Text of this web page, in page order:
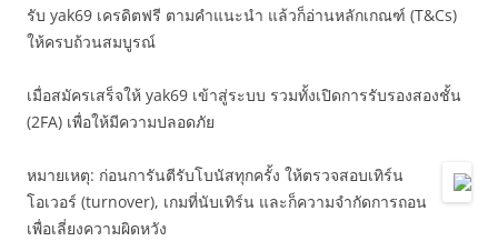
รับ yak69 เครดิตฟรี ตามคำแนะนำ แล้วก็อ่านหลักเกณฑ์ (T&Cs)
ให้ครบถ้วนสมบูรณ์
เมื่อสมัครเสร็จให้ yak69 เข้าสู่ระบบ รวมทั้งเปิดการรับรองสองชั้น
(2FA) เพื่อให้มีความปลอดภัย
หมายเหตุ: ก่อนการันตีรับโบนัสทุกครั้ง ให้ตรวจสอบเทิร์น
โอเวอร์ (turnover), เกมที่นับเทิร์น และก็ความจำกัดการถอน
เพื่อเลี่ยงความผิดหวัง